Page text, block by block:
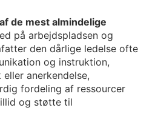
de mest almindelige
på arbejdspladsen og
den dårlige ledelse ofte
og instruktion,
anerkendelse,
fordeling af ressourcer
og støtte til